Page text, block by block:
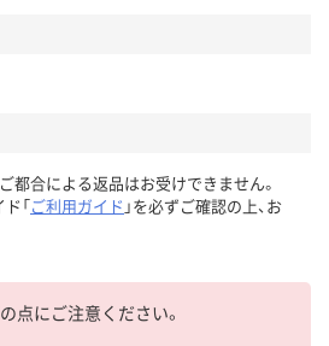
都合による返品はお受けできません。
「ご利用ガイド 」を必ずご確認の上、お
点にご注意ください。